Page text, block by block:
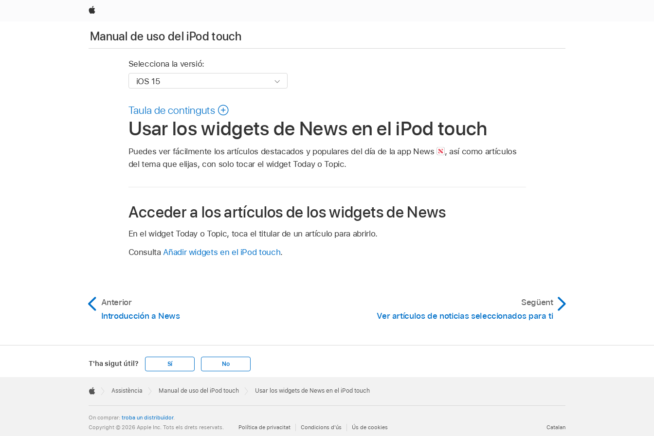
Apple
Manual de uso del iPod touch
Selecciona la versió:
Taula de continguts
Usar los widgets de News en el iPod touch
Puedes ver fácilmente los artículos destacados y populares del día de la app News , así como artículos
del tema que elijas, con solo tocar el widget Today o Topic.
Acceder a los artículos de los widgets de News
En el widget Today o Topic, toca el titular de un artículo para abrirlo.
ConsultaAñadir widgets en el iPod touch.
Anterior
Introducción a News
Següent
Ver artículos de noticias seleccionados para ti
T'ha sigut útil? Sí No
Footer

Assistència Manual de uso del iPod touch Usar los widgets de News en el iPod touch
On comprar: troba un distribuïdor.
Catalan
Copyright © 2026 Apple Inc. Tots els drets reservats. Política de privacitat Condicions d'ús Ús de cookies